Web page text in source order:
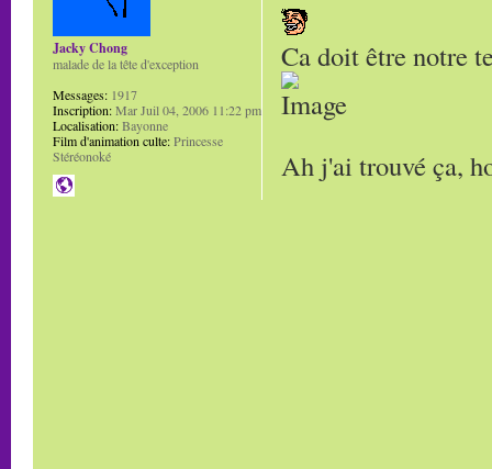
Ca doit être notre
Ah j'ai trouvé ça,
Jacky Chong
malade de la tête d'exception
Messages: 1917
Inscription:Mar Juil 04, 2006 11:22 pm
Localisation:Bayonne
Film d'animation culte:Princesse
Stéréonoké